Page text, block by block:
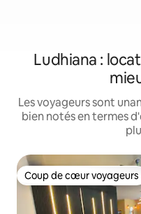
Ludhiana :
Les voyageurs sont
bien notés en termes
Coup de cœur voyageurs
Coup de cœur voyageurs